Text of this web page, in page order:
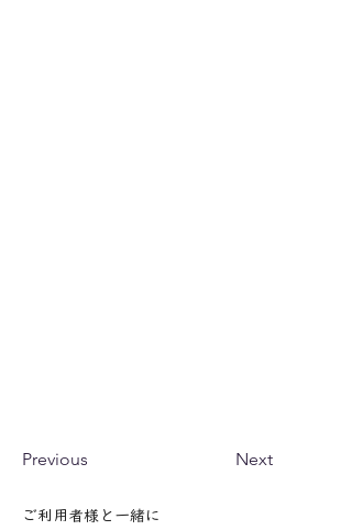
Previous Next
ご利用者様と一緒に